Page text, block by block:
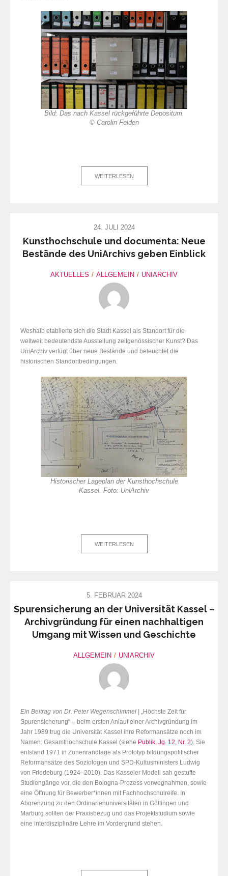
Bild: Das nach Kassel rückgeführte Depositum.
© Carolin Felden
WEITERLESEN
24. JULI 2024
Kunsthochschule und documenta: Neue
Bestände des UniArchivs geben Einblick
AKTUELLES ALLGEMEIN UNIARCHIV
Weshalb etablierte sich die Stadt Kassel als Standort für die
weltweit bedeutendste Ausstellung zeitgenössischer Kunst? Das
UniArchiv verfügt über neue Bestände und beleuchtet die
historischen Standortbedingungen.
Historischer Lageplan der Kunsthochschule
Kassel. Foto: UniArchiv
WEITERLESEN
5. FEBRUAR 2024
Spurensicherung an der Universität Kassel –
Archivgründung für einen nachhaltigen
Umgang mit Wissen und Geschichte
ALLGEMEIN UNIARCHIV
Ein Beitrag von Dr. Peter Wegenschimmel | „Höchste Zeit für
Spurensicherung“ – beim ersten Anlauf einer Archivgründung im
Jahr 1989 trug die Universität Kassel ihre Reformansätze noch im
Namen: Gesamthochschule Kassel (siehe Publik, Jg. 12, Nr. 2). Sie
entstand 1971 in Zonenrandlage als Prototyp bildungspolitischer
Reformansätze des Soziologen und SPD-Kultusministers Ludwig
von Friedeburg (1924–2010). Das Kasseler Modell sah gestufte
Studiengänge vor, die den Bologna-Prozess vorwegnahmen, sowie
eine Öffnung für Bewerber*innen mit Fachhochschulreife. In
Abgrenzung zu den Ordinarienuniversitäten in Göttingen und
Marburg sollten der Praxisbezug und das Projektstudium sowie
eine interdisziplinäre Lehre im Vordergrund stehen.